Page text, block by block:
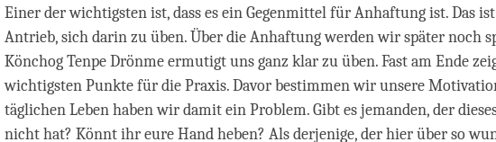
Einer der wichtigsten ist, dass es ein Gegenmittel für Anhaftung ist. Das
Antrieb, sich darin zu üben. Über die Anhaftung werden wir später noch
Könchog Tenpe Drönme ermutigt uns ganz klar zu üben. Fast am Ende
wichtigsten Punkte für die Praxis. Davor bestimmen wir unsere
täglichen Leben haben wir damit ein Problem. Gibt es jemanden, der
nicht hat? Könnt ihr eure Hand heben? Als derjenige, der hier über so